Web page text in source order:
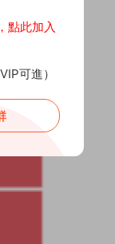
點此加入
可進）